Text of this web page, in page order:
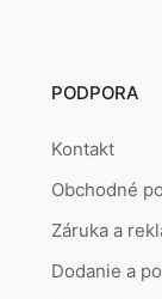
PODPORA
Kontakt
Obchodné
Záruka a
Dodanie a